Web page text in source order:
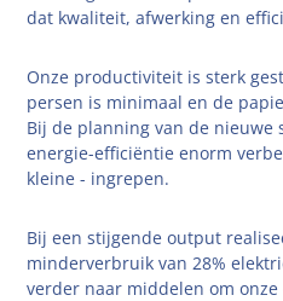
dat kwaliteit, afwerking en
Onze productiviteit is sterk
persen is minimaal en de
Bij de planning van de nieuwe
energie-efficiëntie enorm
kleine - ingrepen.
Bij een stijgende output
minderverbruik van 28%
verder naar middelen om